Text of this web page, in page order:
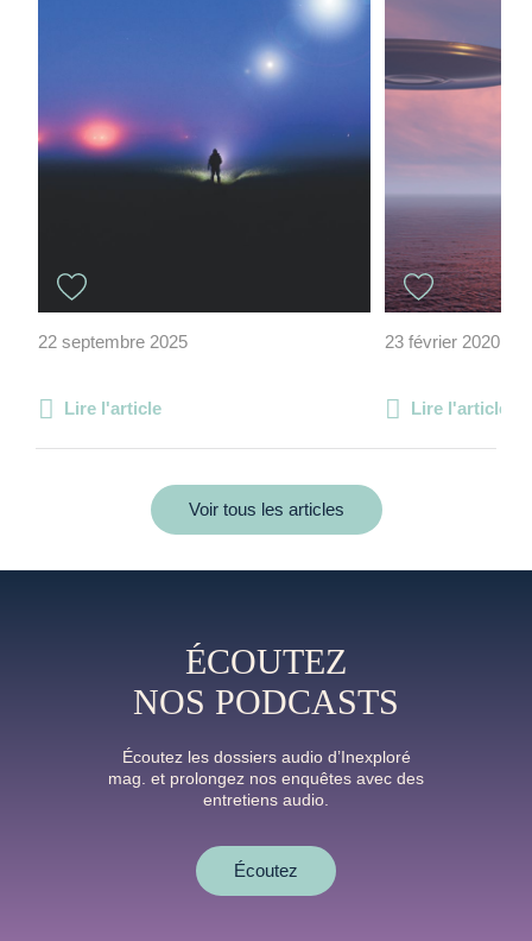
22 septembre 2025
Lire l'article
23 février 2020
Lire l'article
Voir tous les articles
ÉCOUTEZ
NOS PODCASTS
Écoutez les dossiers audio d’Inexploré
mag. et prolongez nos enquêtes avec des
entretiens audio.
Écoutez